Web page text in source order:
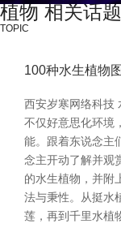
植物 相关话题
TOPIC
100种水生植物
西安岁寒网络科技
不仅好意思化环境
能。跟着东说念主
念主开动了解并观
的水生植物，并附
法与秉性。从挺水
莲，再到千里水植